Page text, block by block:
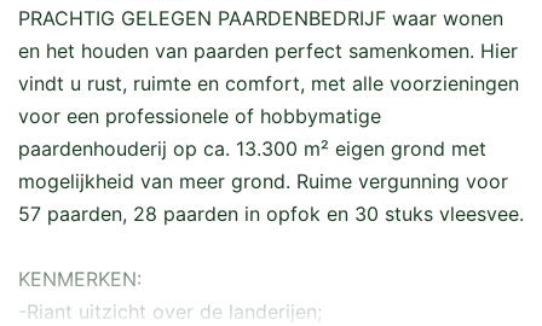
PRACHTIG GELEGEN PAARDENBEDRIJF waar wonen
en het houden van paarden perfect samenkomen. Hier
vindt u rust, ruimte en comfort, met alle voorzieningen
voor een professionele of hobbymatige
paardenhouderij op ca. 13.300 m² eigen grond met
mogelijkheid van meer grond. Ruime vergunning voor
57 paarden, 28 paarden in opfok en 30 stuks vleesvee.
KENMERKEN:
-Riant uitzicht over de landerijen;